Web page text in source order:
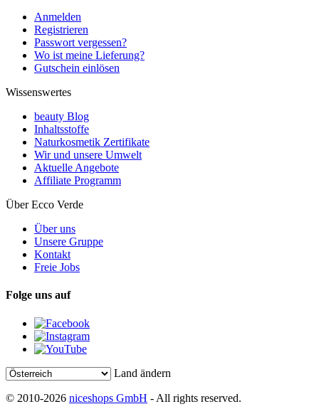
Anmelden
Registrieren
Passwort vergessen?
Wo ist meine Lieferung?
Gutschein einlösen
Wissenswertes
beauty Blog
Inhaltsstoffe
Naturkosmetik Zertifikate
Wir und unsere Umwelt
Aktuelle Angebote
Affiliate Programm
Über Ecco Verde
Über uns
Unsere Gruppe
Kontakt
Freie Jobs
Folge uns auf
Land ändern
© 2010-2026 niceshops GmbH - All rights reserved.